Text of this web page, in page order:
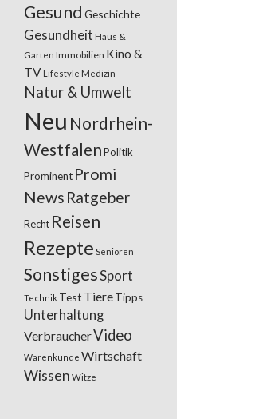
Gesund Geschichte
Gesundheit Haus &
Garten Immobilien Kino &
TV Lifestyle Medizin
Natur & Umwelt
Neu Nordrhein-
WestfalenPolitik
Prominent Promi
News Ratgeber
Recht Reisen
Rezepte Senioren
SonstigesSport
Technik Test TiereTipps
Unterhaltung
VerbraucherVideo
Warenkunde Wirtschaft
Wissen Witze